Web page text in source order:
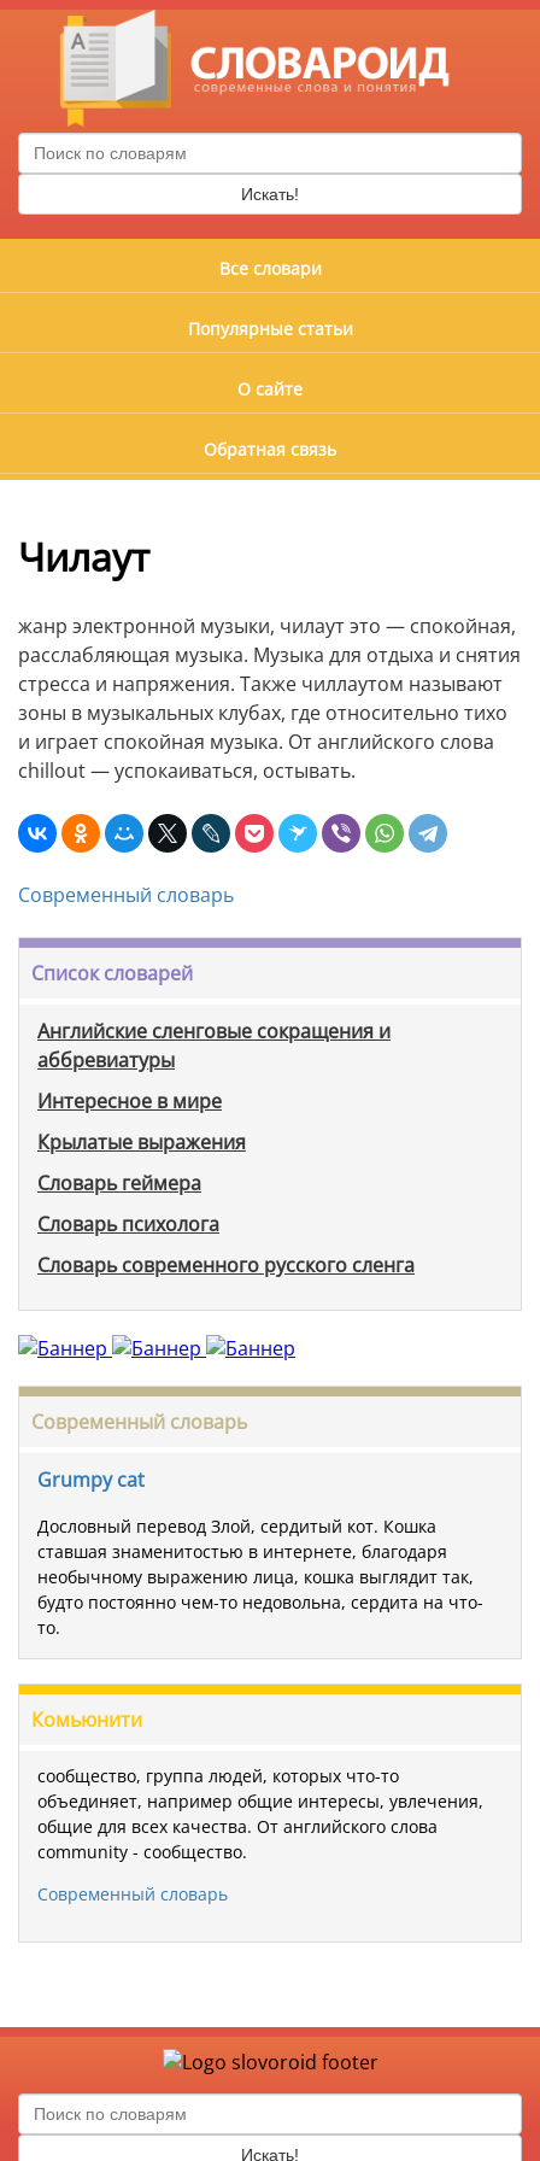
Искать!
Все словари
Популярные статьи
О сайте
Обратная связь
Чилаут
жанр электронной музыки, чилаут это — спокойная,
расслабляющая музыка. Музыка для отдыха и снятия
стресса и напряжения. Также чиллаутом называют
зоны в музыкальных клубах, где относительно тихо
и играет спокойная музыка. От английского слова
chillout — успокаиваться, остывать.
Современный словарь
Список словарей
Английские сленговые сокращения и
аббревиатуры
Интересное в мире
Крылатые выражения
Словарь геймера
Словарь психолога
Словарь современного русского сленга
Современный словарь
Grumpy cat
Дословный перевод Злой, сердитый кот. Кошка
ставшая знаменитостью в интернете, благодаря
необычному выражению лица, кошка выглядит так,
будто постоянно чем-то недовольна, сердита на что-
то.
Комьюнити
сообщество, группа людей, которых что-то
объединяет, например общие интересы, увлечения,
общие для всех качества. От английского слова
community - сообщество.
Современный словарь
Искать!